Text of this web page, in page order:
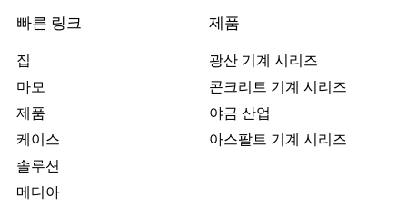
빠른 링크
집
마모
제품
케이스
솔루션
메디아
제품
광산 기계 시리즈
콘크리트 기계 시리즈
야금 산업
아스팔트 기계 시리즈